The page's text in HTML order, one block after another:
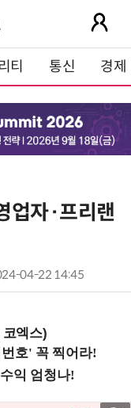
티 통신 경제
업자·프리랜
04-22 14:45
엑스)